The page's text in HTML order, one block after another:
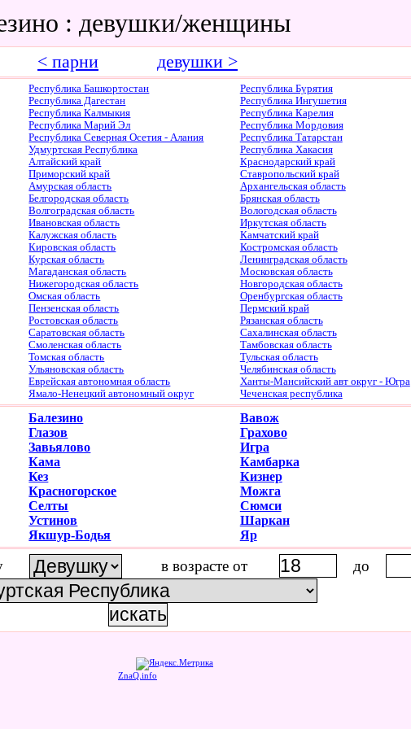
: девушки/женщины
< парни девушки >
Республика Башкортостан
Республика Бурятия
Республика Дагестан
Республика Ингушетия
Республика Калмыкия
Республика Карелия
Республика Марий Эл
Республика Мордовия
Республика Северная Осетия - Алания
Республика Татарстан
Удмуртская Республика
Республика Хакасия
Алтайский край
Краснодарский край
Приморский край
Ставропольский край
Амурская область
Архангельская область
Белгородская область
Брянская область
Волгоградская область
Вологодская область
Ивановская область
Иркутская область
Калужская область
Камчатский край
Кировская область
Костромская область
Курская область
Ленинградская область
Магаданская область
Московская область
Нижегородская область
Новгородская область
Омская область
Оренбургская область
Пензенская область
Пермский край
Ростовская область
Рязанская область
Саратовская область
Сахалинская область
Смоленская область
Тамбовская область
Томская область
Тульская область
Ульяновская область
Челябинская область
Еврейская автономная область
Ханты-Мансийский авт округ - Югра
Ямало-Ненецкий автономный округ Чеченская республика
Балезино
Вавож
Глазов
Грахово
Завьялово
Игра
Кама
Камбарка
Кез
Кизнер
Красногорское
Можга
Селты
Сюмси
Устинов
Шаркан
Якшур-Бодья Яр
в возрасте от до
ZnaQ.info